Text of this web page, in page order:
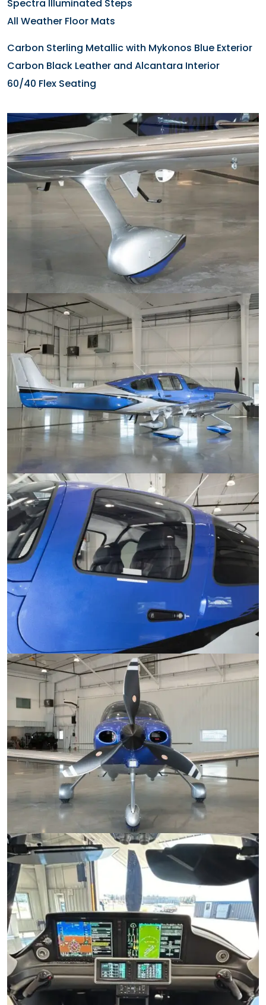
Spectra Illuminated Steps
All Weather Floor Mats
Carbon Sterling Metallic with Mykonos Blue Exterior
Carbon Black Leather and Alcantara Interior
60/40 Flex Seating